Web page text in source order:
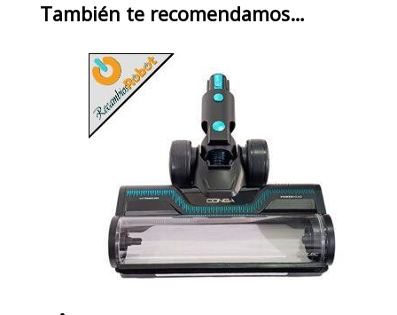
También te recomendamos…